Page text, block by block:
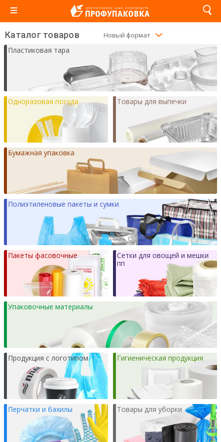
Новый формат Старый формат
Каталог товаров Новый формат
Пластиковая тара
Одноразовая посуда
Бумажная упаковка
Товары для выпечки
Полиэтиленовые пакеты и сумки
Пакеты фасовочные
Сетки для овощей и мешки
пп
Упаковочные материалы
Продукция с логотипом Гигиеническая продукция
Перчатки и бахилы Товары для уборки